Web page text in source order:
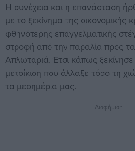
Η συνέχεια και η επανάσταση
με το ξεκίνημα της οικονομικής
φθηνότερης επαγγελματικής
στροφή από την παραλία προς
Απλωταριά. Έτσι κάπως ξεκίνησε
μετοίκιση που άλλαξε τόσο τη
τα μεσημέρια μας.
Διαφήμιση